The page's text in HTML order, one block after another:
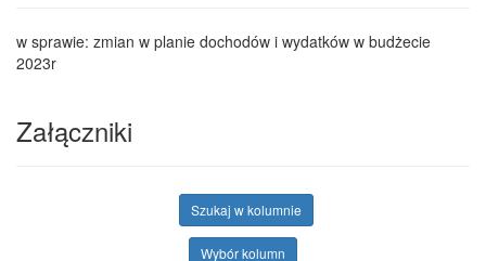
w sprawie: zmian w planie dochodów i wydatków w budżecie
2023r
Załączniki
Szukaj w kolumnie
Wybór kolumn